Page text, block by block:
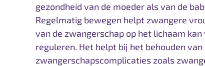
gezondheid van de moeder als van de
Regelmatig bewegen helpt zwangere
van de zwangerschap op het lichaam
reguleren. Het helpt bij het behouden
zwangerschapscomplicaties zoals